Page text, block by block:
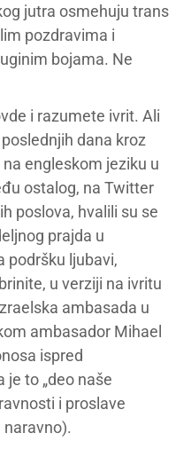
jutra osmehuju trans
pozdravima i
bojama. Ne
i razumete ivrit. Ali
dana kroz
engleskom jeziku u
ostalog, na Twitter
poslova, hvalili su se
prajda u
podršku ljubavi,
u verziji na ivritu
ambasada u
ambasador Mihael
ispred
to „deo naše
i proslave